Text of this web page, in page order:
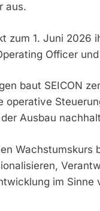
aus.
zum 1. Juni 2026
Officer
baut SEICON
operative
Ausbau
im